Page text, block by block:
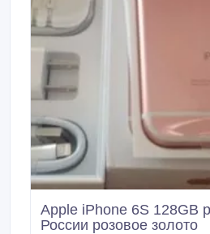
Apple iPhone 6S 128GB
России розовое золото